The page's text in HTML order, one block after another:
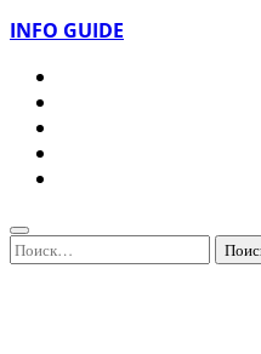
INFO GUIDE
Найти: